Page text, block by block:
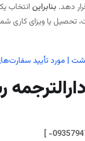
دهد. بنابراین انتخاب
تحصیل یا ویزای کاری
رشت | مورد تأیید